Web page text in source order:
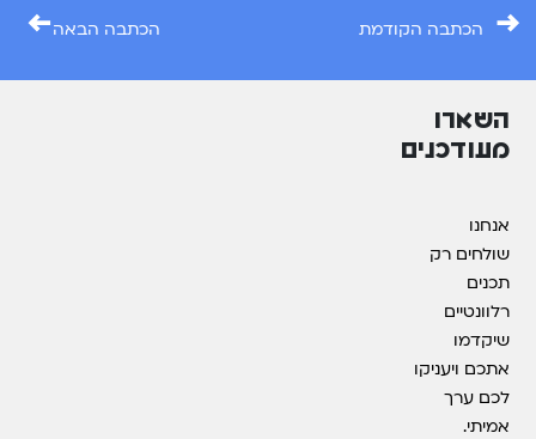
→ הכתבה הקודמת הכתבה הבאה←
השארו
מעודכנים
אנחנו
שולחים רק
תכנים
רלוונטיים
שיקדמו
אתכם ויעניקו
לכם ערך
אמיתי.